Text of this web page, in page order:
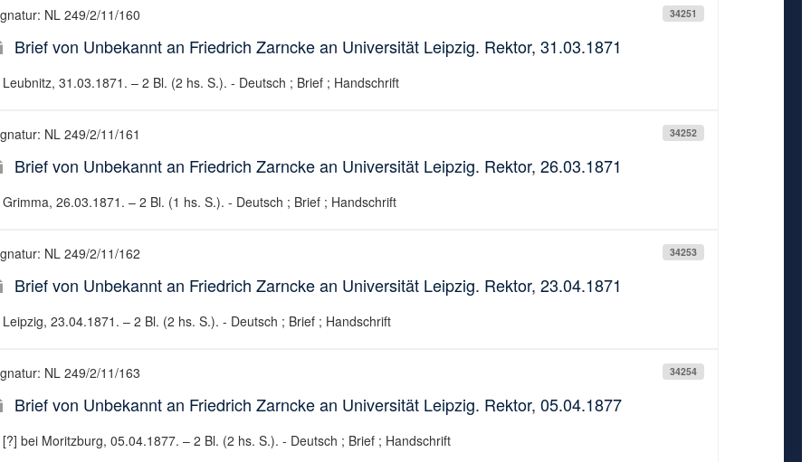
34251
NL 249/2/11/160
Brief von Unbekannt an Friedrich Zarncke an Universität Leipzig. Rektor, 31.03.1871
Leubnitz, 31.03.1871. – 2 Bl. (2 hs. S.). - Deutsch ; Brief ; Handschrift
34252
NL 249/2/11/161
Brief von Unbekannt an Friedrich Zarncke an Universität Leipzig. Rektor, 26.03.1871
Grimma, 26.03.1871. – 2 Bl. (1 hs. S.). - Deutsch ; Brief ; Handschrift
34253
NL 249/2/11/162
Brief von Unbekannt an Friedrich Zarncke an Universität Leipzig. Rektor, 23.04.1871
Leipzig, 23.04.1871. – 2 Bl. (2 hs. S.). - Deutsch ; Brief ; Handschrift
34254
NL 249/2/11/163
Brief von Unbekannt an Friedrich Zarncke an Universität Leipzig. Rektor, 05.04.1877
[?] bei Moritzburg, 05.04.1877. – 2 Bl. (2 hs. S.). - Deutsch ; Brief ; Handschrift